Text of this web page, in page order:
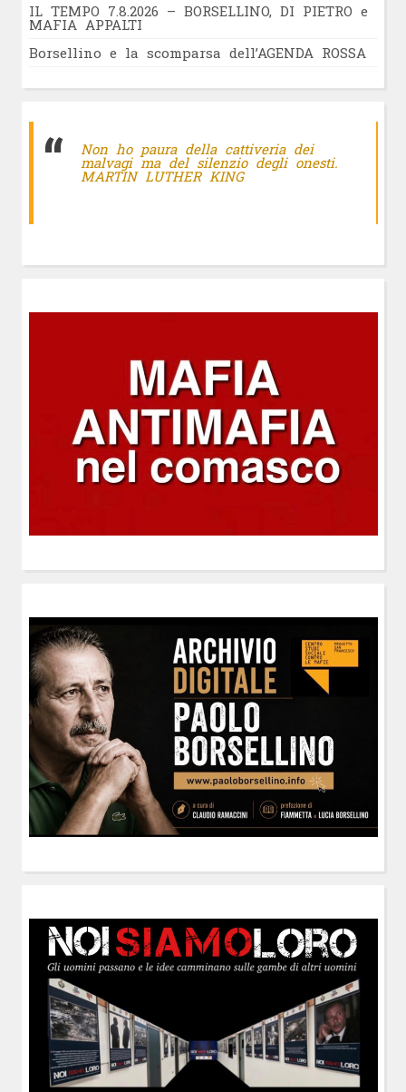
IL TEMPO 7.8.2026 – BORSELLINO, DI PIETRO e
MAFIA APPALTI
Borsellino e la scomparsa dell’AGENDA ROSSA
Non ho paura della cattiveria dei
malvagi ma del silenzio degli onesti.
MARTIN LUTHER KING